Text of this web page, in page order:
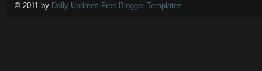
© 2011 by Daily Updates Free Blogger Templates